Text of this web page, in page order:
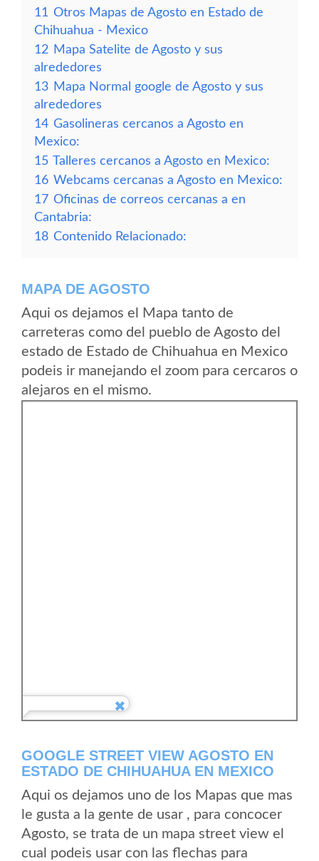
11 Otros Mapas de Agosto en Estado de
Chihuahua - Mexico
12 Mapa Satelite de Agosto y sus
alrededores
13 Mapa Normal google de Agosto y sus
alrededores
14 Gasolineras cercanos a Agosto en
Mexico:
15 Talleres cercanos a Agosto en Mexico:
16 Webcams cercanas a Agosto en Mexico:
17 Oficinas de correos cercanas a en
Cantabria:
18 Contenido Relacionado:
MAPA DE AGOSTO
Aqui os dejamos el Mapa tanto de
carreteras como del pueblo de Agosto del
estado de Estado de Chihuahua en Mexico
podeis ir manejando el zoom para cercaros o
alejaros en el mismo.
GOOGLE STREET VIEW AGOSTO EN
ESTADO DE CHIHUAHUA EN MEXICO
Aqui os dejamos uno de los Mapas que mas
le gusta a la gente de usar , para concocer
Agosto, se trata de un mapa street view el
cual podeis usar con las flechas para